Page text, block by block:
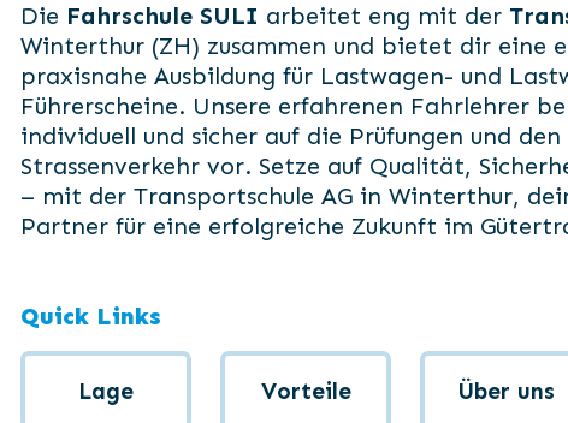
Die Fahrschule SULI arbeitet eng mit der
Winterthur (ZH) zusammen und bietet dir eine
praxisnahe Ausbildung für Lastwagen- und
Führerscheine. Unsere erfahrenen Fahrlehrer
individuell und sicher auf die Prüfungen und
Strassenverkehr vor. Setze auf Qualität,
– mit der Transportschule AG in Winterthur,
Partner für eine erfolgreiche Zukunft im
Quick Links
Lage Vorteile Über uns